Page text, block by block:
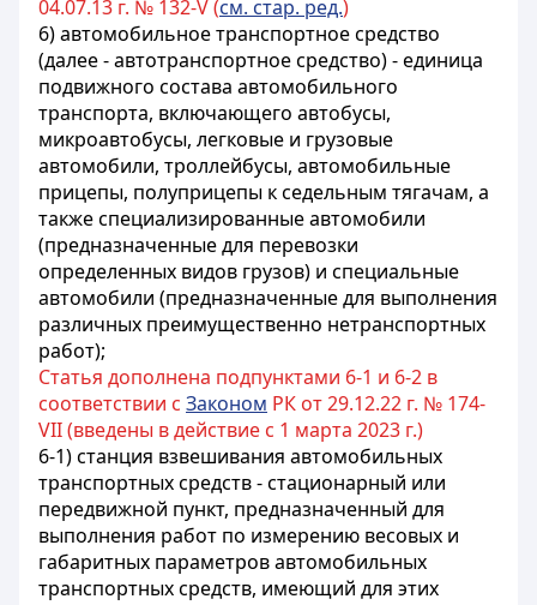
04.07.13 г. № 132-V (см. стар. ред.)
6) автомобильное транспортное средство
(далее - автотранспортное средство) - единица
подвижного состава автомобильного
транспорта, включающего автобусы,
микроавтобусы, легковые и грузовые
автомобили, троллейбусы, автомобильные
прицепы, полуприцепы к седельным тягачам, а
также специализированные автомобили
(предназначенные для перевозки
определенных видов грузов) и специальные
автомобили (предназначенные для выполнения
различных преимущественно нетранспортных
работ);
Статья дополнена подпунктами 6-1 и 6-2 в
соответствии с Законом РК от 29.12.22 г. № 174-
VII (введены в действие с 1 марта 2023 г.)
6-1) станция взвешивания автомобильных
транспортных средств - стационарный или
передвижной пункт, предназначенный для
выполнения работ по измерению весовых и
габаритных параметров автомобильных
транспортных средств, имеющий для этих